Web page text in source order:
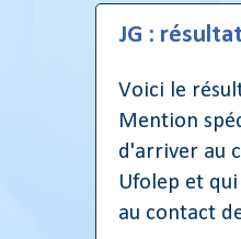
JG :
Voici le
Mention
d'arriver au
Ufolep et
au contact